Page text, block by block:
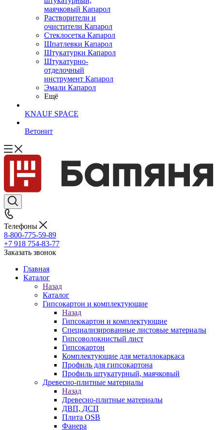
маячковый Капарол
Растворители и
очистители Капарол
Cтеклосетка Капарол
Шпатлевки Капарол
Штукатурки Капарол
Штукатурно-
отделочный
инструмент Капарол
Эмали Капарол
Ещё
KNAUF SPACE
Ветонит
Телефоны
8-800-775-59-89
+7 918 754-83-77
Заказать звонок
Главная
Каталог
Назад
Каталог
Гипсокартон и комплектующие
Назад
Гипсокартон и комплектующие
Специализированные листовые материалы
Гипсоволокнистый лист
Гипсокартон
Комплектующие для металлокаркаса
Профиль для гипсокартона
Профиль штукатурный, маячковый
Древесно-плитные материалы
Назад
Древесно-плитные материалы
ДВП, ДСП
Плита OSB
Фанера